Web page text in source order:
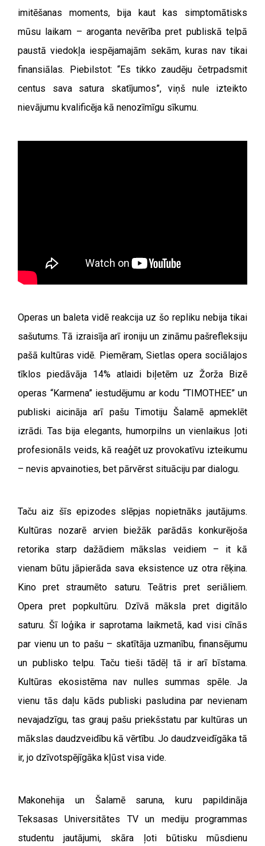
imitēšanas moments, bija kaut kas simptomātisks
mūsu laikam – aroganta nevērība pret publiskā telpā
paustā viedokļa iespējamajām sekām, kuras nav tikai
finansiālas. Piebilstot: “Es tikko zaudēju četrpadsmit
centus sava satura skatījumos”, viņš nule izteikto
nievājumu kvalificēja kā nenozīmīgu sīkumu.
Operas un baleta vidē reakcija uz šo repliku nebija tikai
sašutums. Tā izraisīja arī ironiju un zināmu pašrefleksiju
pašā kultūras vidē. Piemēram, Sietlas opera sociālajos
tīklos piedāvāja 14% atlaidi biļetēm uz Žorža Bizē
operas “Karmena” iestudējumu ar kodu “TIMOTHEE” un
publiski aicināja arī pašu Timotiju Šalamē apmeklēt
izrādi. Tas bija elegants, humorpilns un vienlaikus ļoti
profesionāls veids, kā reaģēt uz provokatīvu izteikumu
– nevis apvainoties, bet pārvērst situāciju par dialogu.
Taču aiz šīs epizodes slēpjas nopietnāks jautājums.
Kultūras nozarē arvien biežāk parādās konkurējoša
retorika starp dažādiem mākslas veidiem – it kā
vienam būtu jāpierāda sava eksistence uz otra rēķina.
Kino pret straumēto saturu. Teātris pret seriāliem.
Opera pret popkultūru. Dzīvā māksla pret digitālo
saturu. Šī loģika ir saprotama laikmetā, kad visi cīnās
par vienu un to pašu – skatītāja uzmanību, finansējumu
un publisko telpu. Taču tieši tādēļ tā ir arī bīstama.
Kultūras ekosistēma nav nulles summas spēle. Ja
vienu tās daļu kāds publiski pasludina par nevienam
nevajadzīgu, tas grauj pašu priekšstatu par kultūras un
mākslas daudzveidību kā vērtību. Jo daudzveidīgāka tā
ir, jo dzīvotspējīgāka kļūst visa vide.
Makonehija un Šalamē saruna, kuru papildināja
Teksasas Universitātes TV un mediju programmas
studentu jautājumi, skāra ļoti būtisku mūsdienu